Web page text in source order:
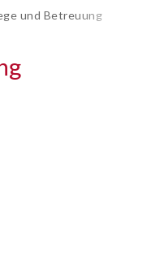
und Betreuung